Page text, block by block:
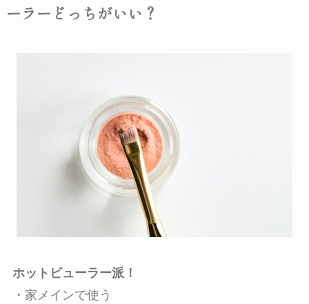
ーラーどっちがいい？
ホットビューラー派！
・ 家メインで使う